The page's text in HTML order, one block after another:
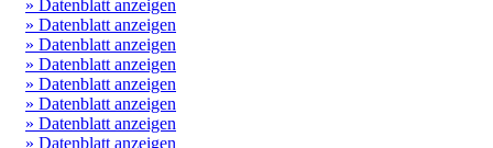
» Datenblatt anzeigen
» Datenblatt anzeigen
» Datenblatt anzeigen
» Datenblatt anzeigen
» Datenblatt anzeigen
» Datenblatt anzeigen
» Datenblatt anzeigen
» Datenblatt anzeigen